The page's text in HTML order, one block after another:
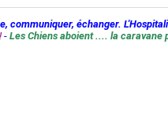
communiquer, échanger.
- Les Chiens aboient .... la caravane